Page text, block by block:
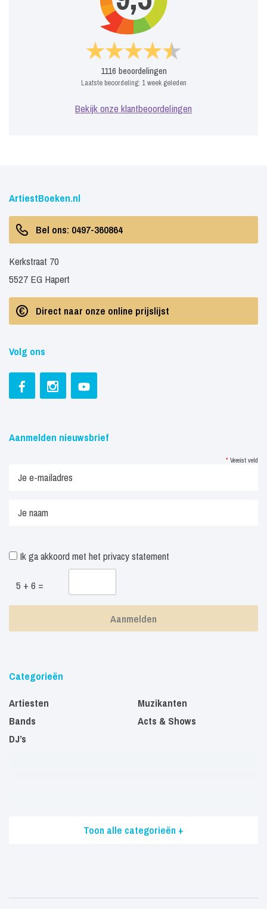
1116 beoordelingen
Laatste beoordeling: 1 week geleden
Bekijk onze klantbeoordelingen
ArtiestBoeken.nl
Bel ons: 0497-360864
Kerkstraat 70
5527 EG Hapert
Direct naar onze online prijslijst
Volg ons
Aanmelden nieuwsbrief
* Vereist veld
Ik ga akkoord met het privacy statement
5 + 6 =
Categorieën
Artiesten
Bands
DJ’s
Muzikanten
Acts & Shows
Toon alle categorieën +